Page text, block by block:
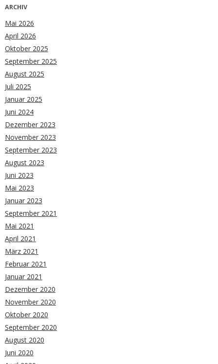
ARCHIV
Mai 2026
April 2026
Oktober 2025
September 2025
August 2025
Juli 2025
Januar 2025
Juni 2024
Dezember 2023
November 2023
September 2023
August 2023
Juni 2023
Mai 2023
Januar 2023
September 2021
Mai 2021
April 2021
März 2021
Februar 2021
Januar 2021
Dezember 2020
November 2020
Oktober 2020
September 2020
August 2020
Juni 2020